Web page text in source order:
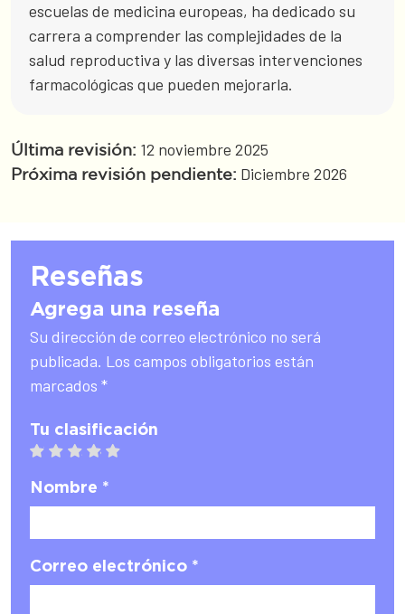
escuelas de medicina europeas, ha dedicado su
carrera a comprender las complejidades de la
salud reproductiva y las diversas intervenciones
farmacológicas que pueden mejorarla.
Última revisión: 12 noviembre 2025
Próxima revisión pendiente: Diciembre 2026
Reseñas
Agrega una reseña
Su dirección de correo electrónico no será
publicada. Los campos obligatorios están
marcados *
Tu clasificación
5 stars
4 stars
3 stars
2 stars
1 star
Nombre *
Correo electrónico *